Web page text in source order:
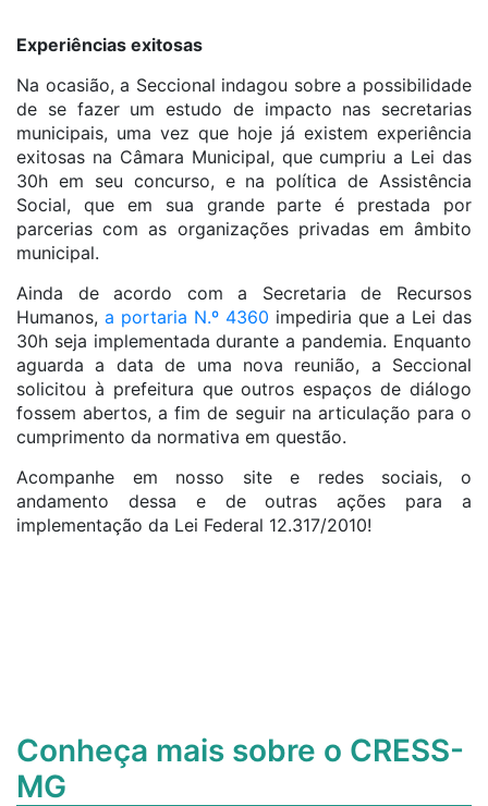
Experiências exitosas
Na ocasião, a Seccional indagou sobre a possibilidade
de se fazer um estudo de impacto nas secretarias
municipais, uma vez que hoje já existem experiência
exitosas na Câmara Municipal, que cumpriu a Lei das
30h em seu concurso, e na política de Assistência
Social, que em sua grande parte é prestada por
parcerias com as organizações privadas em âmbito
municipal.
Ainda de acordo com a Secretaria de Recursos
Humanos, a portaria N.º 4360 impediria que a Lei das
30h seja implementada durante a pandemia. Enquanto
aguarda a data de uma nova reunião, a Seccional
solicitou à prefeitura que outros espaços de diálogo
fossem abertos, a fim de seguir na articulação para o
cumprimento da normativa em questão.
Acompanhe em nosso site e redes sociais, o
andamento dessa e de outras ações para a
implementação da Lei Federal 12.317/2010!
Conheça mais sobre o CRESS-
MG